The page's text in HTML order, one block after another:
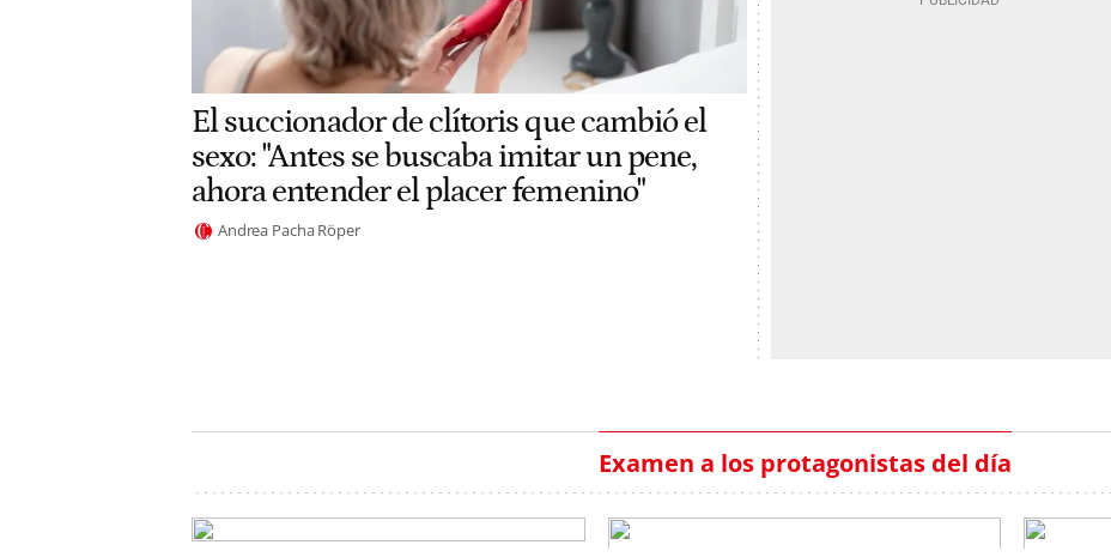
El succionador de clítoris que cambió el
sexo: "Antes se buscaba imitar un pene,
ahora entender el placer femenino"
Andrea Pacha Röper
Examen a los protagonistas del día